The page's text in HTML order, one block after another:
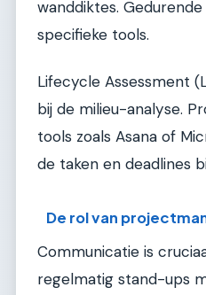
wanddiktes.
specifieke tools.
Lifecycle Assessment
bij de milieu-analyse.
tools zoals Asana of
de taken en deadlines
De rol van
Communicatie is
regelmatig stand-ups